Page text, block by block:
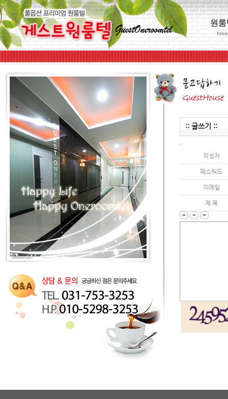
원
:: 글쓰기 ::
작성자
패스워드
이메일
제 목